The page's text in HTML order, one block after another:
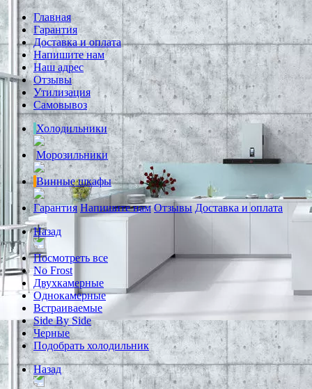
Главная
Гарантия
Доставка и оплата
Напишите нам
Наш адрес
Отзывы
Утилизация
Самовывоз
Холодильники
Морозильники
Винные шкафы
Гарантия Напишите нам Отзывы Доставка и оплата
Назад
Посмотреть все
No Frost
Двухкамерные
Однокамерные
Встраиваемые
Side By Side
Черные
Подобрать холодильник
Назад